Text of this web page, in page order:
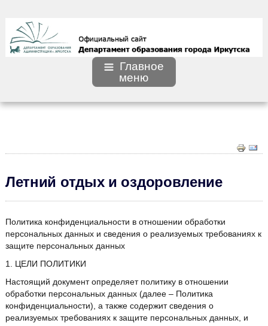
Главное
меню
Летний отдых и оздоровление
Политика конфиденциальности в отношении обработки
персональных данных и сведения о реализуемых требованиях к
защите персональных данных
1. ЦЕЛИ ПОЛИТИКИ
Настоящий документ определяет политику в отношении
обработки персональных данных (далее – Политика
конфиденциальности), а также содержит сведения о
реализуемых требованиях к защите персональных данных, и